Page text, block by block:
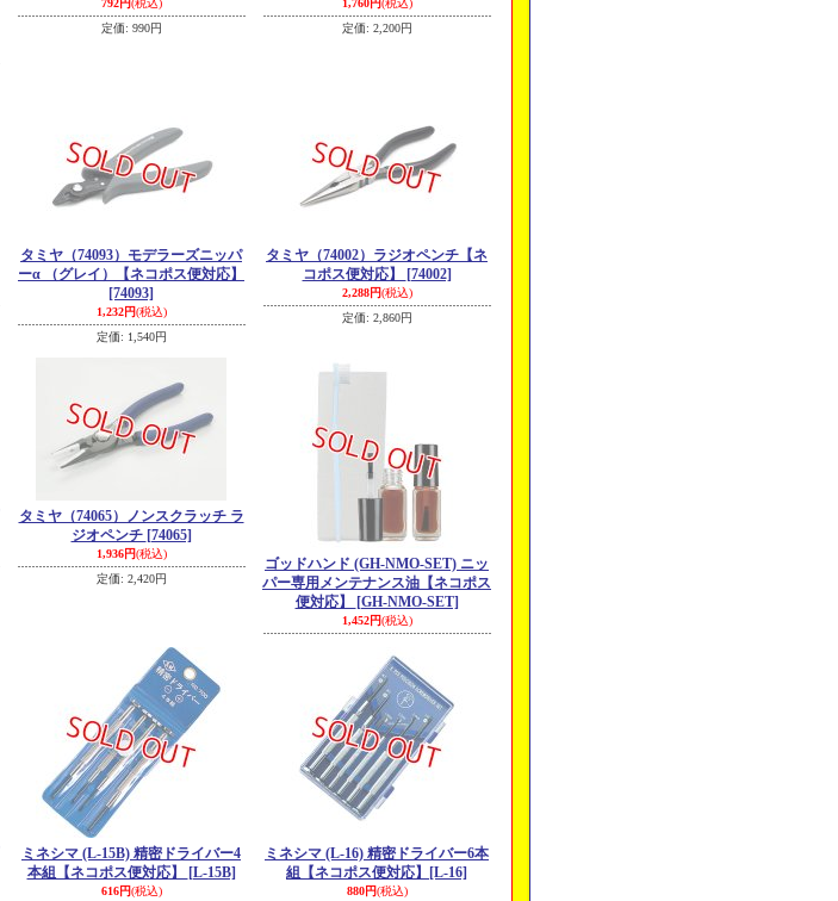
792円(税込)
定価: 990円
1,760円(税込)
定価: 2,200円
タミヤ（74093）モデラーズニッパ
ーα （グレイ）【ネコポス便対応】
[74093]
1,232円(税込)
定価: 1,540円
タミヤ（74002）ラジオペンチ【ネ
コポス便対応】
[74002]
2,288円(税込)
定価: 2,860円
タミヤ（74065）ノンスクラッチ ラ
ジオペンチ [74065]
1,936円(税込)
定価: 2,420円
ゴッドハンド (GH-NMO-SET) ニッ
パー専用メンテナンス油【ネコポス
便対応】
[GH-NMO-SET]
1,452円(税込)
ミネシマ (L-15B) 精密ドライバー4
本組【ネコポス便対応】
[L-15B]
616円(税込)
ミネシマ (L-16) 精密ドライバー6本
組【ネコポス便対応】
[L-16]
880円(税込)